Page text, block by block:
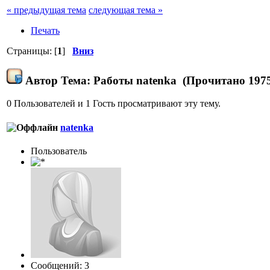
« предыдущая тема следующая тема »
Печать
Страницы: [1] Вниз
Автор Тема: Работы natenka (Прочитано
0 Пользователей и 1 Гость просматривают эту тему.
natenka
Пользователь
Сообщений: 3